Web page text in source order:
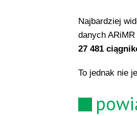
Najbardziej
danych
27 481
To jednak nie